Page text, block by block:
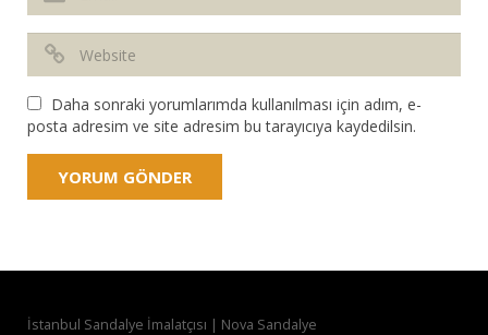
Daha sonraki yorumlarımda kullanılması için adım, e-
posta adresim ve site adresim bu tarayıcıya kaydedilsin.
İstanbul Sandalye İmalatçısı | Nova Sandalye